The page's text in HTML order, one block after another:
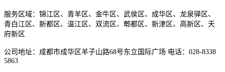
服务区域：锦江区、青羊区、金牛区、武侯区、成华区、龙泉驿区、
青白江区、新都区、温江区、双流区、郫都区、新津区、高新区、天
府新区
公司地址：成都市成华区羊子山路68号东立国际广场 电话：028-8338
5863